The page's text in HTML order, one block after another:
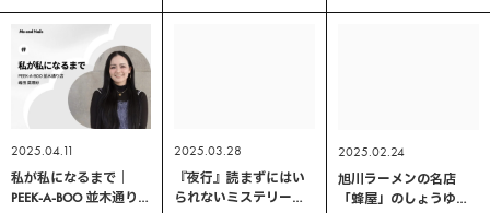
そば！カロリー控えめ
＆W盛り無料の大満足
一杯
選べる3種の味わいを空
中華！
2025.04.11
私が私になるまで｜
PEEK-A-BOO 並木通り店
2025.03.28
『夜行』読まずにはい
られないミステリー体
2025.02.24
旭川ラーメンの名店
「蜂屋」のしょうゆチ